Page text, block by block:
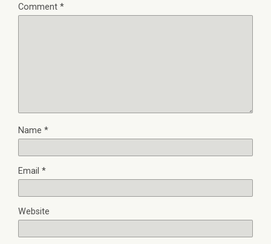
Comment *
Name *
Email *
Website